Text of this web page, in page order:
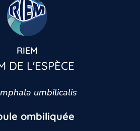
RIEM
DE L'ESPÈCE
umbilicalis
ombiliquée